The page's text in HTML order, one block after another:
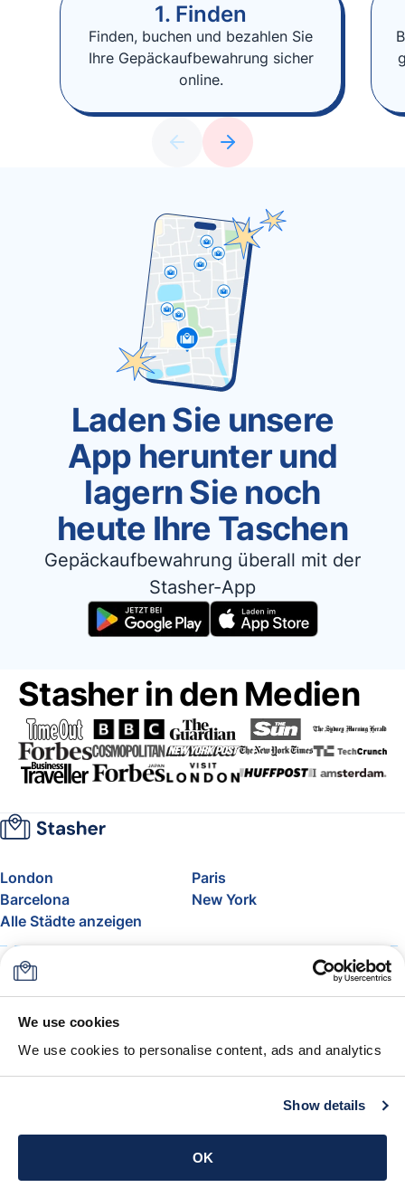
We use cookies
We use cookies to personalise content, ads and analytics
Show details
OK
1. Finden
Finden, buchen und bezahlen Sie
Ihre Gepäckaufbewahrung sicher
online.
Laden Sie unsere
App herunter und
lagern Sie noch
heute Ihre Taschen
Gepäckaufbewahrung überall mit der
Stasher-App
Stasher in den Medien
London
Paris
Barcelona
New York
Alle Städte anzeigen
Über uns
FAQ
Support
Blog
Freigepäck bei Airlines
Die Stasher-Garantie
AGB
App holen